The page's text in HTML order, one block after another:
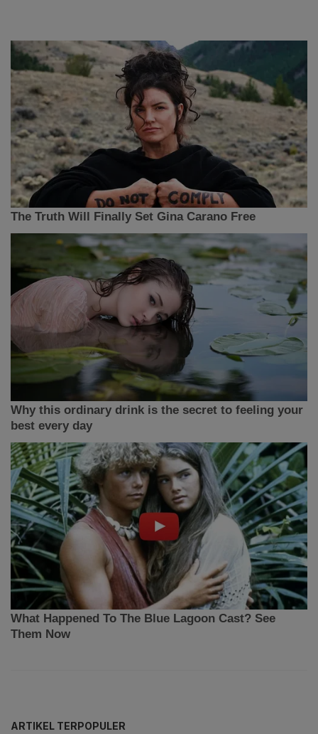
ARTIKEL TERPOPULER